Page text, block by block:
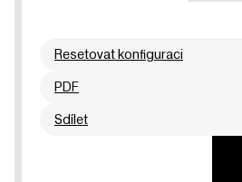
Resetovat konfiguraci
PDF
Sdílet